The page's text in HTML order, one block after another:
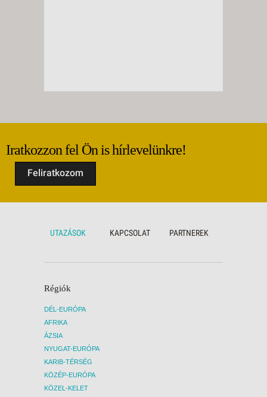
Iratkozzon fel Ön is hírlevelünkre!
Feliratkozom
UTAZÁSOK KAPCSOLAT PARTNEREK
Régiók
DÉL-EURÓPA
AFRIKA
ÁZSIA
NYUGAT-EURÓPA
KARIB-TÉRSÉG
KÖZÉP-EURÓPA
KÖZEL-KELET